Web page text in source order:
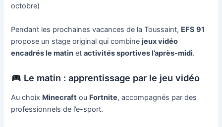
octobre)
Pendant les prochaines vacances de la Toussaint, EFS 91
propose un stage original qui combinejeux vidéo
encadrés le matin etactivités sportives l’après-midi.
Le matin : apprentissage par le jeu vidéo
Au choix Minecraft ou Fortnite, accompagnés par des
professionnels de l’e-sport.